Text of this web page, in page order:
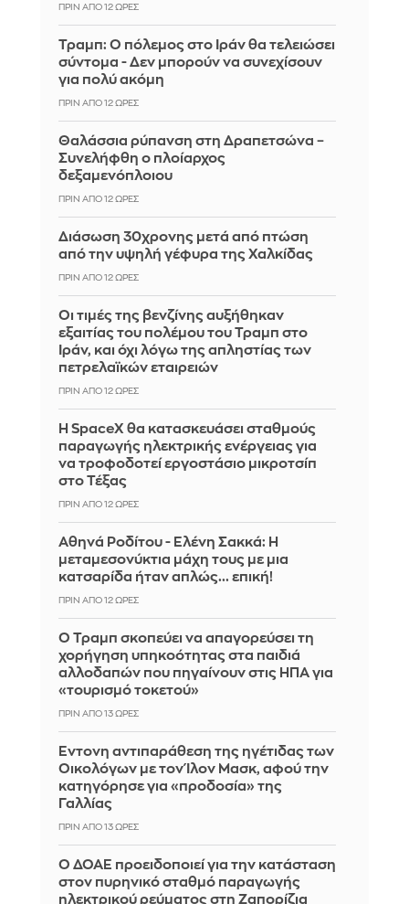
ΠΡΙΝ ΑΠΌ 12 ΏΡΕΣ
Τραμπ: Ο πόλεμος στο Ιράν θα τελειώσει
σύντομα - Δεν μπορούν να συνεχίσουν
για πολύ ακόμη
ΠΡΙΝ ΑΠΌ 12 ΏΡΕΣ
Θαλάσσια ρύπανση στη Δραπετσώνα –
Συνελήφθη ο πλοίαρχος
δεξαμενόπλοιου
ΠΡΙΝ ΑΠΌ 12 ΏΡΕΣ
Διάσωση 30χρονης μετά από πτώση
από την υψηλή γέφυρα της Χαλκίδας
ΠΡΙΝ ΑΠΌ 12 ΏΡΕΣ
Οι τιμές της βενζίνης αυξήθηκαν
εξαιτίας του πολέμου του Τραμπ στο
Ιράν, και όχι λόγω της απληστίας των
πετρελαϊκών εταιρειών
ΠΡΙΝ ΑΠΌ 12 ΏΡΕΣ
Η SpaceX θα κατασκευάσει σταθμούς
παραγωγής ηλεκτρικής ενέργειας για
να τροφοδοτεί εργοστάσιο μικροτσίπ
στο Τέξας
ΠΡΙΝ ΑΠΌ 12 ΏΡΕΣ
Αθηνά Ροδίτου - Ελένη Σακκά: Η
μεταμεσονύκτια μάχη τους με μια
κατσαρίδα ήταν απλώς... επική!
ΠΡΙΝ ΑΠΌ 12 ΏΡΕΣ
Ο Τραμπ σκοπεύει να απαγορεύσει τη
χορήγηση υπηκοότητας στα παιδιά
αλλοδαπών που πηγαίνουν στις ΗΠΑ για
«τουρισμό τοκετού»
ΠΡΙΝ ΑΠΌ 13 ΏΡΕΣ
Έντονη αντιπαράθεση της ηγέτιδας των
Οικολόγων με τον Ίλον Μασκ, αφού την
κατηγόρησε για «προδοσία» της
Γαλλίας
ΠΡΙΝ ΑΠΌ 13 ΏΡΕΣ
Ο ΔΟΑΕ προειδοποιεί για την κατάσταση
στον πυρηνικό σταθμό παραγωγής
ηλεκτρικού ρεύματος στη Ζαπορίζια